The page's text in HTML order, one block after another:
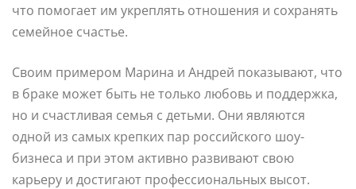
что помогает им укреплять отношения и сохранять
семейное счастье.
Своим примером Марина и Андрей показывают, что
в браке может быть не только любовь и поддержка,
но и счастливая семья с детьми. Они являются
одной из самых крепких пар российского шоу-
бизнеса и при этом активно развивают свою
карьеру и достигают профессиональных высот.